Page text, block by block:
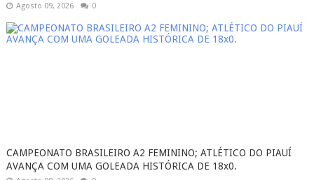
Agosto 09, 2026 0
CAMPEONATO BRASILEIRO A2 FEMININO; ATLÉTICO DO PIAUÍ
AVANÇA COM UMA GOLEADA HISTÓRICA DE 18x0.